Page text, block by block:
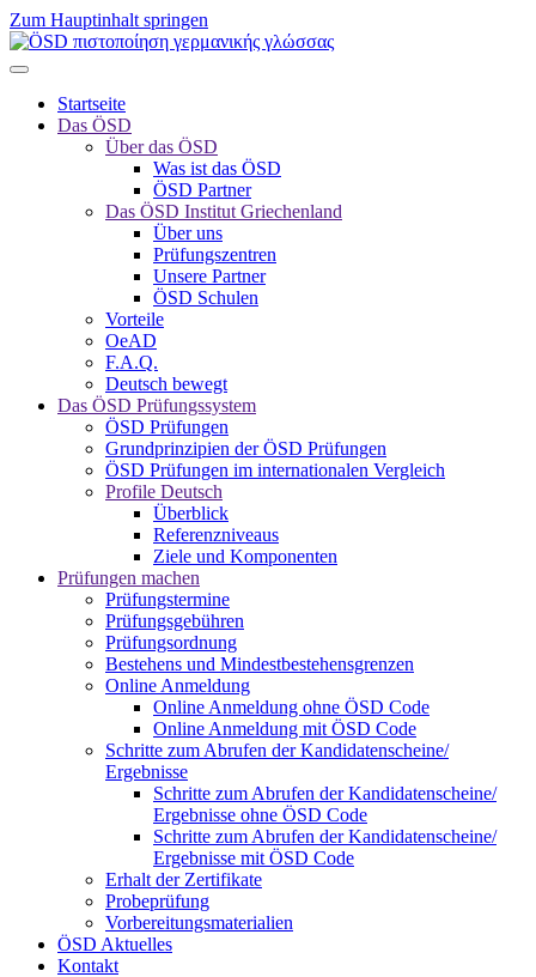
Zum Hauptinhalt springen
Startseite
Das ÖSD
Über das ÖSD
Was ist das ÖSD
ÖSD Partner
Das ÖSD Institut Griechenland
Über uns
Prüfungszentren
Unsere Partner
ÖSD Schulen
Vorteile
OeAD
F.A.Q.
Deutsch bewegt
Das ÖSD Prüfungssystem
ÖSD Prüfungen
Grundprinzipien der ÖSD Prüfungen
ÖSD Prüfungen im internationalen Vergleich
Profile Deutsch
Überblick
Referenzniveaus
Ziele und Komponenten
Prüfungen machen
Prüfungstermine
Prüfungsgebühren
Prüfungsordnung
Bestehens und Mindestbestehensgrenzen
Online Anmeldung
Online Anmeldung ohne ÖSD Code
Online Anmeldung mit ÖSD Code
Schritte zum Abrufen der Kandidatenscheine/
Ergebnisse
Schritte zum Abrufen der Kandidatenscheine/
Ergebnisse ohne ÖSD Code
Schritte zum Abrufen der Kandidatenscheine/
Ergebnisse mit ÖSD Code
Erhalt der Zertifikate
Probeprüfung
Vorbereitungsmaterialien
ÖSD Aktuelles
Kontakt